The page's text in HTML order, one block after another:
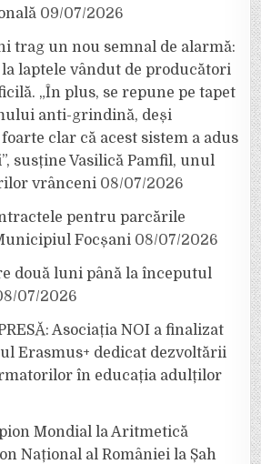
09/07/2026
trag un nou semnal de alarmă:
laptele vândut de producători
„În plus, se repune pe tapet
anti-grindină, deși
clar că acest sistem a adus
susține Vasilică Pamfil, unul
vrânceni 08/07/2026
pentru parcările
Focșani 08/07/2026
două luni până la începutul
07/2026
Asociația NOI a finalizat
Erasmus+ dedicat dezvoltării
în educația adulților
Mondial la Aritmetică
Național al României la Șah